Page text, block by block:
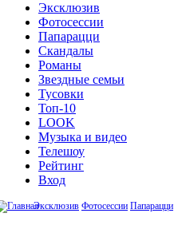
Эксклюзив
Фотосессии
Папарацци
Скандалы
Романы
Звездные семьи
Тусовки
Топ-10
LOOK
Музыка и видео
Телешоу
Рейтинг
Вход
Эксклюзив Фотосессии Папарацци